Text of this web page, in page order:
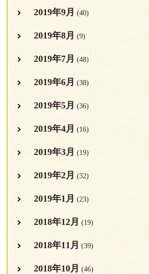
2019年9月 (40)
2019年8月 (9)
2019年7月 (48)
2019年6月 (38)
2019年5月 (36)
2019年4月 (16)
2019年3月 (19)
2019年2月 (32)
2019年1月 (23)
2018年12月 (19)
2018年11月 (39)
2018年10月 (46)